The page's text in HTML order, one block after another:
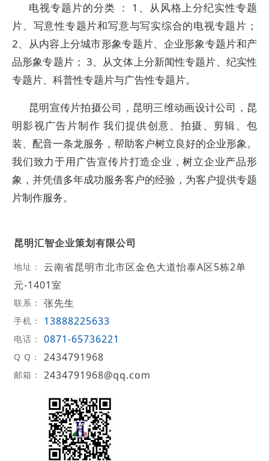
电视专题片的分类 ： 1、从风格上分纪实性专题
片、写意性专题片和写意与写实综合的电视专题片；
2、从内容上分城市形象专题片、企业形象专题片和产
品形象专题片； 3、从文体上分新闻性专题片、纪实性
专题片、科普性专题片与广告性专题片。
昆明宣传片拍摄公司，昆明三维动画设计公司，昆
明影视广告片制作 我们提供创意、拍摄、剪辑、包
装、配音一条龙服务，帮助客户树立良好的企业形象。
我们致力于用广告宣传片打造企业，树立企业产品形
象，并凭借多年成功服务客户的经验，为客户提供专题
片制作服务。
昆明汇智企业策划有限公司
地址：
云南省昆明市北市区金色大道怡泰A区5栋2单
元-1401室
联系： 张先生
手机： 13888225633
电话： 0871-65736221
Q Q： 2434791968
邮箱： 2434791968@qq.com